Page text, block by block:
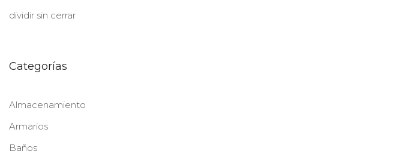
dividir sin cerrar
Categorías
Almacenamiento
Armarios
Baños